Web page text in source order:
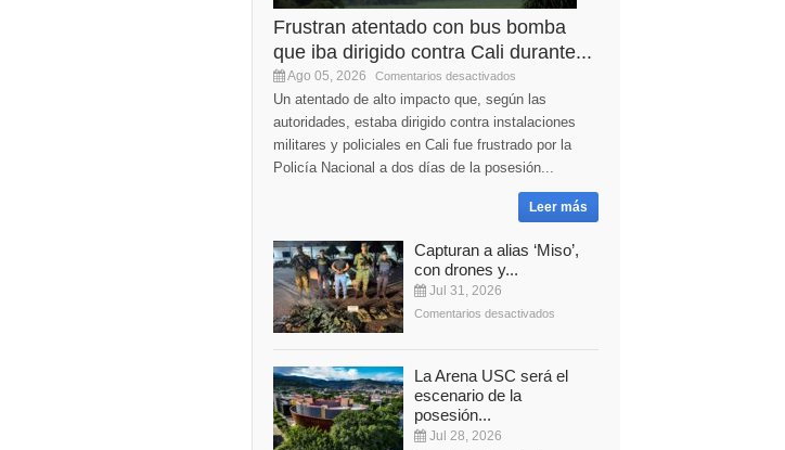
Frustran atentado con bus bomba
que iba dirigido contra Cali durante...
Ago 05, 2026 Comentarios desactivados
Un atentado de alto impacto que, según las
autoridades, estaba dirigido contra instalaciones
militares y policiales en Cali fue frustrado por la
Policía Nacional a dos días de la posesión...
Leer más
Capturan a alias ‘Miso’,
con drones y...
Jul 31, 2026
Comentarios desactivados
La Arena USC será el
escenario de la
posesión...
Jul 28, 2026